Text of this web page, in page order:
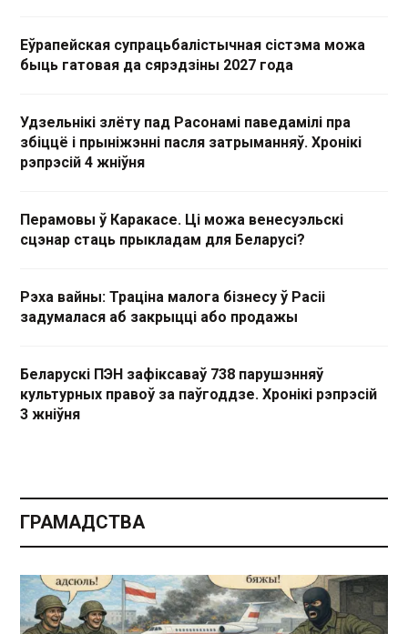
Еўрапейская супрацьбалістычная сістэма можа
быць гатовая да сярэдзіны 2027 года
Удзельнікі злёту пад Расонамі паведамілі пра
збіццё і прыніжэнні пасля затрыманняў. Хронікі
рэпрэсій 4 жніўня
Перамовы ў Каракасе. Ці можа венесуэльскі
сцэнар стаць прыкладам для Беларусі?
Рэха вайны: Траціна малога бізнесу ў Расіі
задумалася аб закрыцці або продажы
Беларускі ПЭН зафіксаваў 738 парушэнняў
культурных правоў за паўгоддзе. Хронікі рэпрэсій
3 жніўня
ГРАМАДСТВА